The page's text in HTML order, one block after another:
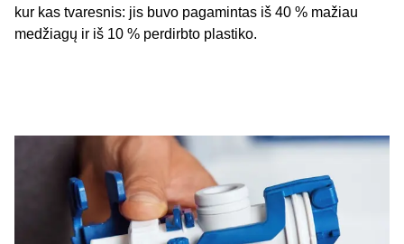
kur kas tvaresnis: jis buvo pagamintas iš 40 % mažiau
medžiagų ir iš 10 % perdirbto plastiko.